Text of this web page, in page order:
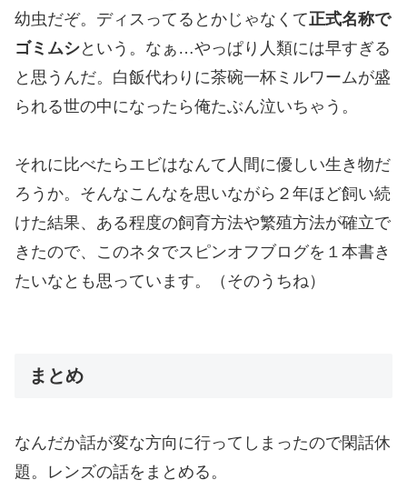
幼虫だぞ。ディスってるとかじゃなくて正式名称で
ゴミムシという。なぁ…やっぱり人類には早すぎる
と思うんだ。白飯代わりに茶碗一杯ミルワームが盛
られる世の中になったら俺たぶん泣いちゃう。
それに比べたらエビはなんて人間に優しい生き物だ
ろうか。そんなこんなを思いながら２年ほど飼い続
けた結果、ある程度の飼育方法や繁殖方法が確立で
きたので、このネタでスピンオフブログを１本書き
たいなとも思っています。（そのうちね）
まとめ
なんだか話が変な方向に行ってしまったので閑話休
題。レンズの話をまとめる。